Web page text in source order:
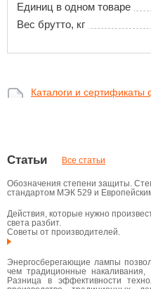
Единиц в одном товаре
Вес брутто, кг
Каталоги и
Статьи Все статьи
Обозначения степени защиты.
стандартом МЭК 529 и
Действия, которые нужно
света разбит.
Советы от производителей.
Энергосберегающие лампы
чем традиционные накаливания,
Разница в эффективности